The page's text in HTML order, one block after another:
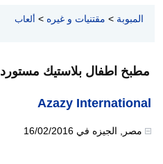
المبوبة > مقتنيات و غيره > ألعاب
مطبخ اطفال بلاستيك مستورد
Azazy International
مصر الجيزه في 16/02/2016